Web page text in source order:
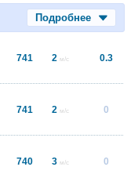
Подробнее
741 2 м/с 0.3
741 2 м/с 0
740 3 м/с 0